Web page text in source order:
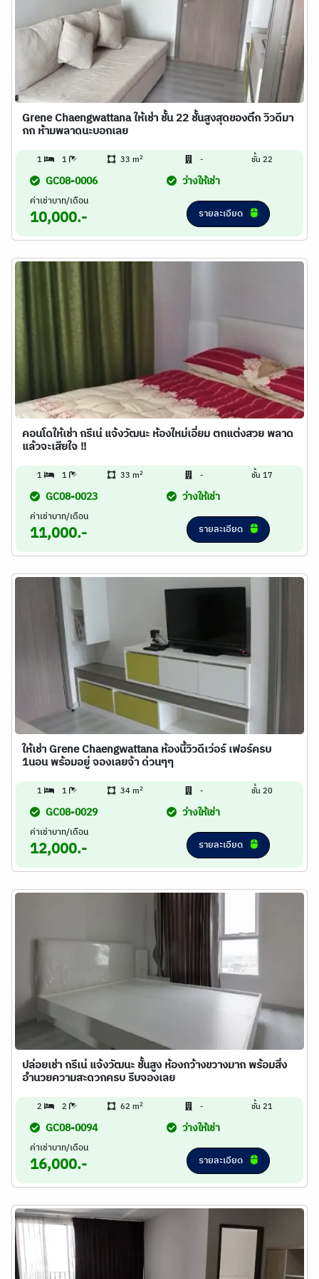
Grene Chaengwattana ให้เช่า ชั้น 22 ชั้นสูงสุดของตึก วิวดีมา
กก ห้ามพลาดนะบอกเลย
1 1 33 m2 - ชั้น 22
GC08-0006 ว่างให้เช่า
ค่าเช่าบาท/เดือน
10,000.- รายละเอียด
คอนโดให้เช่า กรีเน่ แจ้งวัฒนะ ห้องใหม่เอี่ยม ตกแต่งสวย พลาด
แล้วจะเสียใจ !!
1 1 33 m2 - ชั้น 17
GC08-0023 ว่างให้เช่า
ค่าเช่าบาท/เดือน
11,000.- รายละเอียด
ให้เช่า Grene Chaengwattana ห้องนี้วิวดีเว่อร์ เฟอร์ครบ
1นอน พร้อมอยู่ จองเลยจ้า ด่วนๆๆ
1 1 34 m2 - ชั้น 20
GC08-0029 ว่างให้เช่า
ค่าเช่าบาท/เดือน
12,000.- รายละเอียด
ปล่อยเช่า กรีเน่ แจ้งวัฒนะ ชั้นสูง ห้องกว้างขวางมาก พร้อมสิ่ง
อำนวยความสะดวกครบ รีบจองเลย
2 2 62 m2 - ชั้น 21
GC08-0094 ว่างให้เช่า
ค่าเช่าบาท/เดือน
16,000.- รายละเอียด